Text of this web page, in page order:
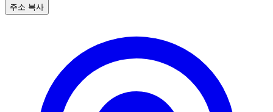
주소 복사